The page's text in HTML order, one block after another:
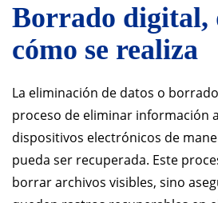
Borrado digital,
cómo se realiza
La eliminación de datos o
proceso de eliminar información
dispositivos electrónicos de
pueda ser recuperada. Este
borrar archivos visibles, sino